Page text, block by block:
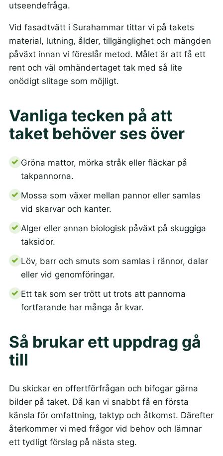
utseendefråga.
Vid fasadtvätt i Surahammar tittar vi på takets
material, lutning, ålder, tillgänglighet och mängden
påväxt innan vi föreslår metod. Målet är att få ett
rent och väl omhändertaget tak med så lite
onödigt slitage som möjligt.
Vanliga tecken på att
taket behöver ses över
Gröna mattor, mörka stråk eller fläckar på
takpannorna.
Mossa som växer mellan pannor eller samlas
vid skarvar och kanter.
Alger eller annan biologisk påväxt på skuggiga
taksidor.
Löv, barr och smuts som samlas i rännor, dalar
eller vid genomföringar.
Ett tak som ser trött ut trots att pannorna
fortfarande har många år kvar.
Så brukar ett uppdrag gå
till
Du skickar en offertförfrågan och bifogar gärna
bilder på taket. Då kan vi snabbt få en första
känsla för omfattning, taktyp och åtkomst. Därefter
återkommer vi med frågor vid behov och lämnar
ett tydligt förslag på nästa steg.